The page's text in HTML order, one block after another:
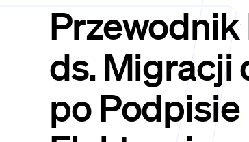
ds. Migracji
po Podpisie